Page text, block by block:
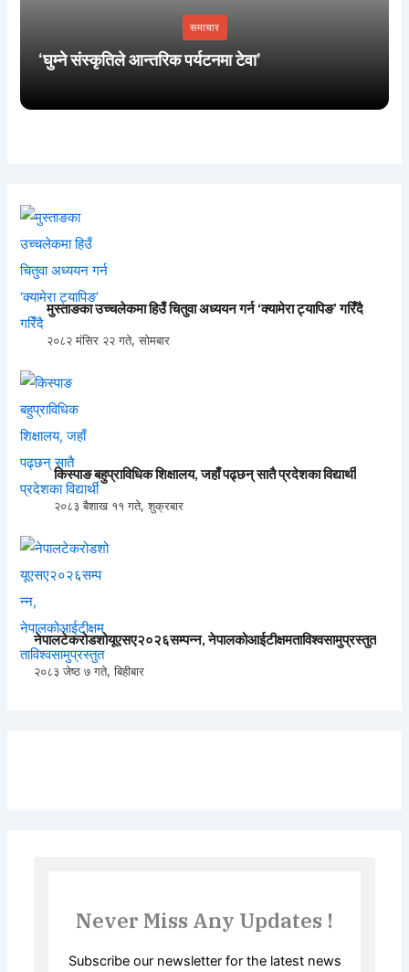
समाचार
‘घुम्ने संस्कृतिले आन्तरिक पर्यटनमा टेवा’
मुस्ताङका उच्चलेकमा हिउँ चितुवा अध्ययन गर्न ‘क्यामेरा ट्यापिङ’ गरिँदै
२०८२ मंसिर २२ गते, सोमबार
किस्पाङ बहुप्राविधिक शिक्षालय, जहाँ पढ्छन् सातै प्रदेशका विद्यार्थी
२०८३ बैशाख ११ गते, शुक्रबार
नेपालटेकरोडशोयूएसए२०२६सम्पन्न, नेपालकोआईटीक्षमताविश्वसामुप्रस्तुत
२०८३ जेष्ठ ७ गते, बिहीबार
Never Miss Any Updates !
Subscribe our newsletter for the latest news